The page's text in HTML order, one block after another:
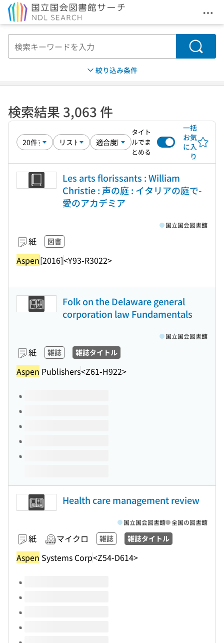
メ
検索
絞り込み条件
検索結果 3,063 件
タイト
ルでま
とめる
一括
お気
に入
り
Les arts florissants : William
Christie : 声の庭 : イタリアの庭で-
愛のアカデミア
紙 図書
Aspen[2016]<Y93-R3022>
国立国会図書館
Folk on the Delaware general
corporation law Fundamentals
紙 雑誌 雑誌タイトル
Aspen Publishers<Z61-H922>
国立国会図書館
このタイトルの巻号
Health care management review
紙 マイクロ 雑誌 雑誌タイトル
Aspen Systems Corp<Z54-D614>
国立国会図書館 全国の図書館
このタイトルの巻号